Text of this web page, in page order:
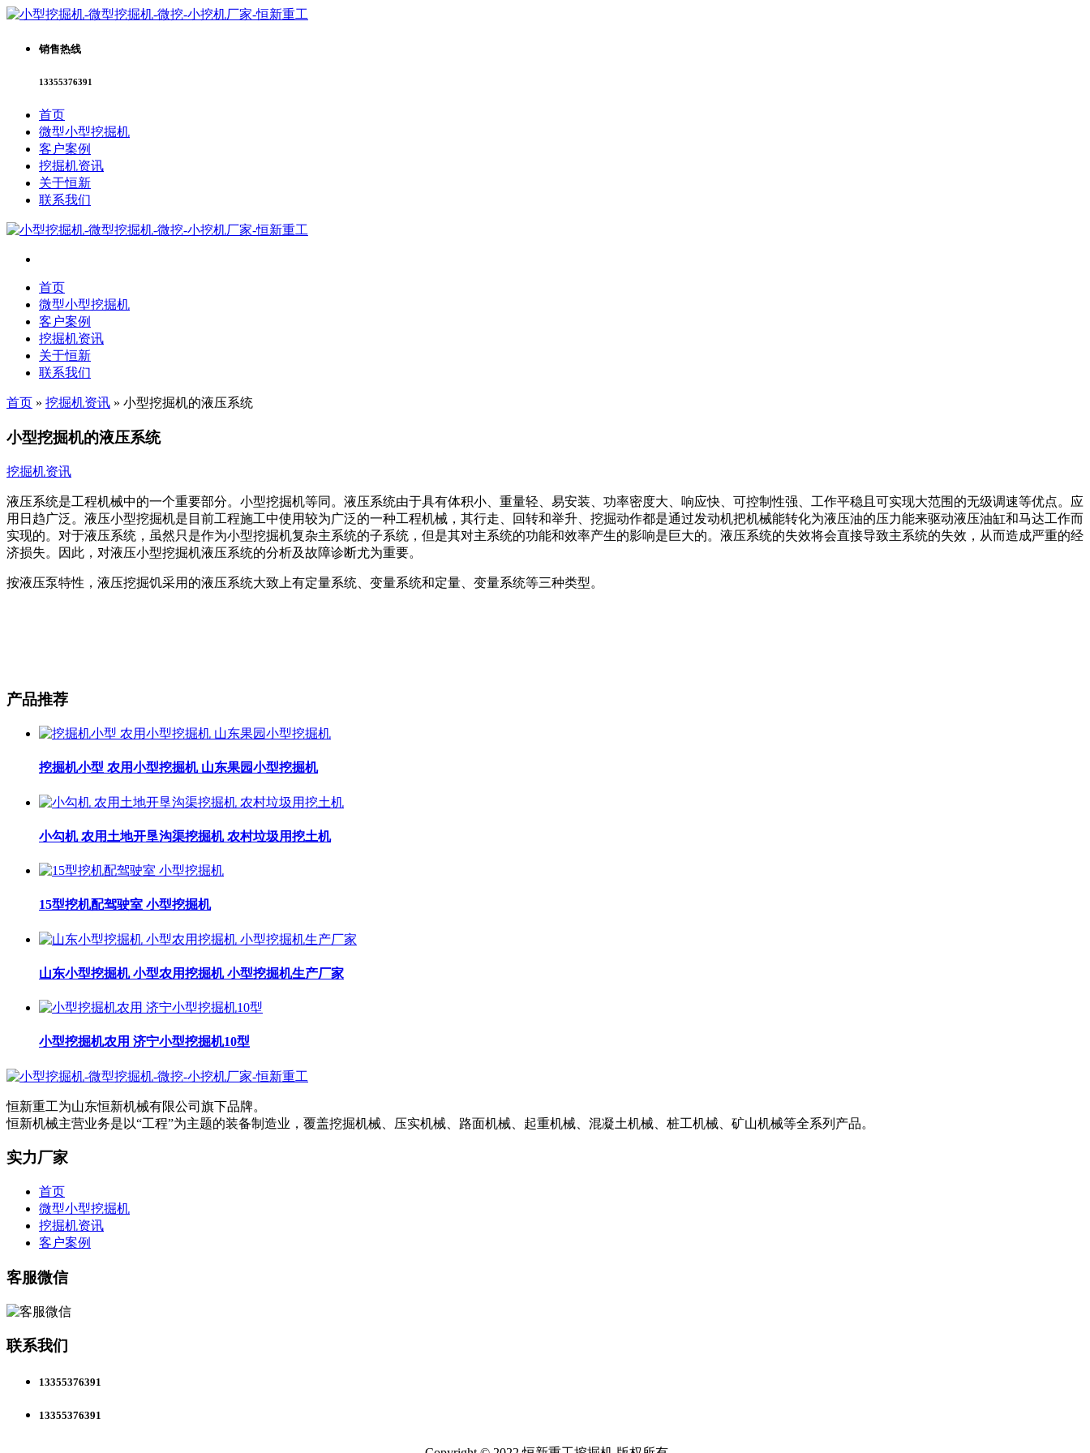
销售热线
13355376391
首页
微型小型挖掘机
客户案例
挖掘机资讯
关于恒新
联系我们
首页
微型小型挖掘机
客户案例
挖掘机资讯
关于恒新
联系我们
首页 » 挖掘机资讯 » 小型挖掘机的液压系统
小型挖掘机的液压系统
挖掘机资讯
液压系统是工程机械中的一个重要部分。小型挖掘机等同。液压系统由于具有体积小、重量轻、易安装、功率密度大、响应快、可控制性强、工作平稳且可实现大范围的无级调速等优点。应
用日趋广泛。液压小型挖掘机是目前工程施工中使用较为广泛的一种工程机械，其行走、回转和举升、挖掘动作都是通过发动机把机械能转化为液压油的压力能来驱动液压油缸和马达工作而
实现的。对于液压系统，虽然只是作为小型挖掘机复杂主系统的子系统，但是其对主系统的功能和效率产生的影响是巨大的。液压系统的失效将会直接导致主系统的失效，从而造成严重的经
济损失。因此，对液压小型挖掘机液压系统的分析及故障诊断尤为重要。
按液压泵特性，液压挖掘饥采用的液压系统大致上有定量系统、变量系统和定量、变量系统等三种类型。
产品推荐
挖掘机小型 农用小型挖掘机 山东果园小型挖掘机
小勾机 农用土地开垦沟渠挖掘机 农村垃圾用挖土机
15型挖机配驾驶室 小型挖掘机
山东小型挖掘机 小型农用挖掘机 小型挖掘机生产厂家
小型挖掘机农用 济宁小型挖掘机10型
恒新重工为山东恒新机械有限公司旗下品牌。
恒新机械主营业务是以“工程”为主题的装备制造业，覆盖挖掘机械、压实机械、路面机械、起重机械、混凝土机械、桩工机械、矿山机械等全系列产品。
实力厂家
首页
微型小型挖掘机
挖掘机资讯
客户案例
客服微信
联系我们
13355376391
13355376391